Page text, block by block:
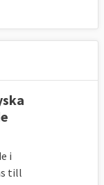
i
till